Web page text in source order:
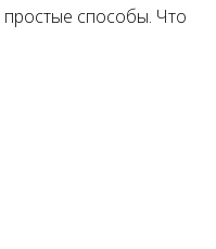
способы. Что